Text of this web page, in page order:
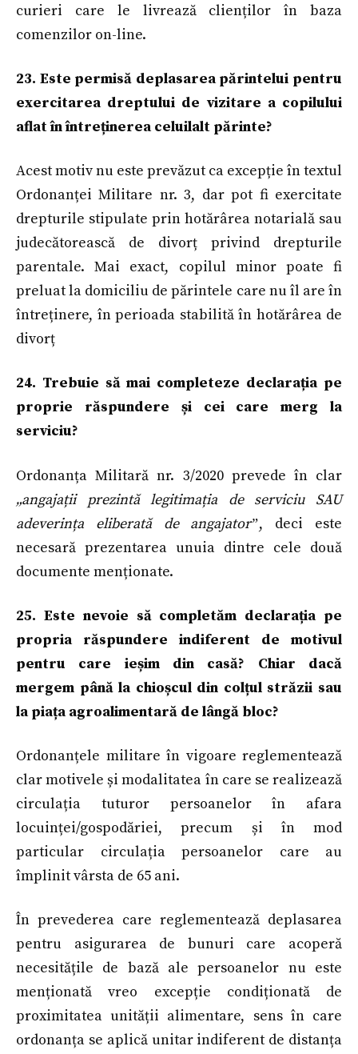
curieri care le livrează clienților în baza
comenzilor on-line.
23. Este permisă deplasarea părintelui pentru
exercitarea dreptului de vizitare a copilului
aflat în întreținerea celuilalt părinte?
Acest motiv nu este prevăzut ca excepție în textul
Ordonanței Militare nr. 3, dar pot fi exercitate
drepturile stipulate prin hotărârea notarială sau
judecătorească de divorț privind drepturile
parentale. Mai exact, copilul minor poate fi
preluat la domiciliu de părintele care nu îl are în
întreținere, în perioada stabilită în hotărârea de
divorț
24. Trebuie să mai completeze declarația pe
proprie răspundere și cei care merg la
serviciu?
Ordonanța Militară nr. 3/2020 prevede în clar
„angajații prezintă legitimația de serviciu SAU
adeverința eliberată de angajatorˮ, deci este
necesară prezentarea unuia dintre cele două
documente menționate.
25. Este nevoie să completăm declarația pe
propria răspundere indiferent de motivul
pentru care ieșim din casă? Chiar dacă
mergem până la chioșcul din colțul străzii sau
la piața agroalimentară de lângă bloc?
Ordonanțele militare în vigoare reglementează
clar motivele și modalitatea în care se realizează
circulația tuturor persoanelor în afara
locuinței/gospodăriei, precum și în mod
particular circulația persoanelor care au
împlinit vârsta de 65 ani.
În prevederea care reglementează deplasarea
pentru asigurarea de bunuri care acoperă
necesitățile de bază ale persoanelor nu este
menționată vreo excepție condiționată de
proximitatea unității alimentare, sens în care
ordonanța se aplică unitar indiferent de distanța